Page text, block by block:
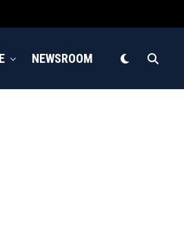
NEWSROOM